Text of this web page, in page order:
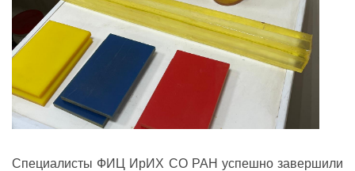
Cпециалисты ФИЦ ИрИХ СО РАН успешно завершили